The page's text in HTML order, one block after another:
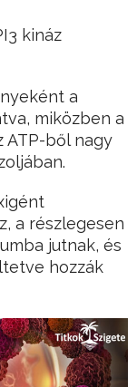
kináz
a
miközben a
ATP-ből nagy
a részlegesen
jutnak, és
hozzák